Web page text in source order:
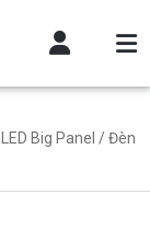
LED Big Panel / Đèn